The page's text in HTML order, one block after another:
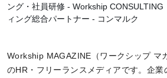
ング・社員研修 - Workship CONSULTING
ィング総合パートナー - コンマルク
Workship MAGAZINE（ワークシップ マ
のHR・フリーランスメディアです。企